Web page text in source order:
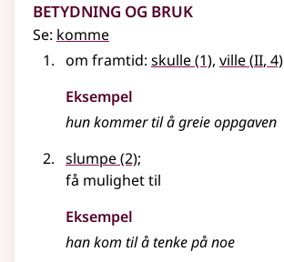
Betydning og bruk
Se: komme
om framtid: skulle(1), ville(2
II, 4)
Eksempel
hun kommer til å greie oppgaven
slumpe(2);
få mulighet til
Eksempel
han kom til å tenke på noe